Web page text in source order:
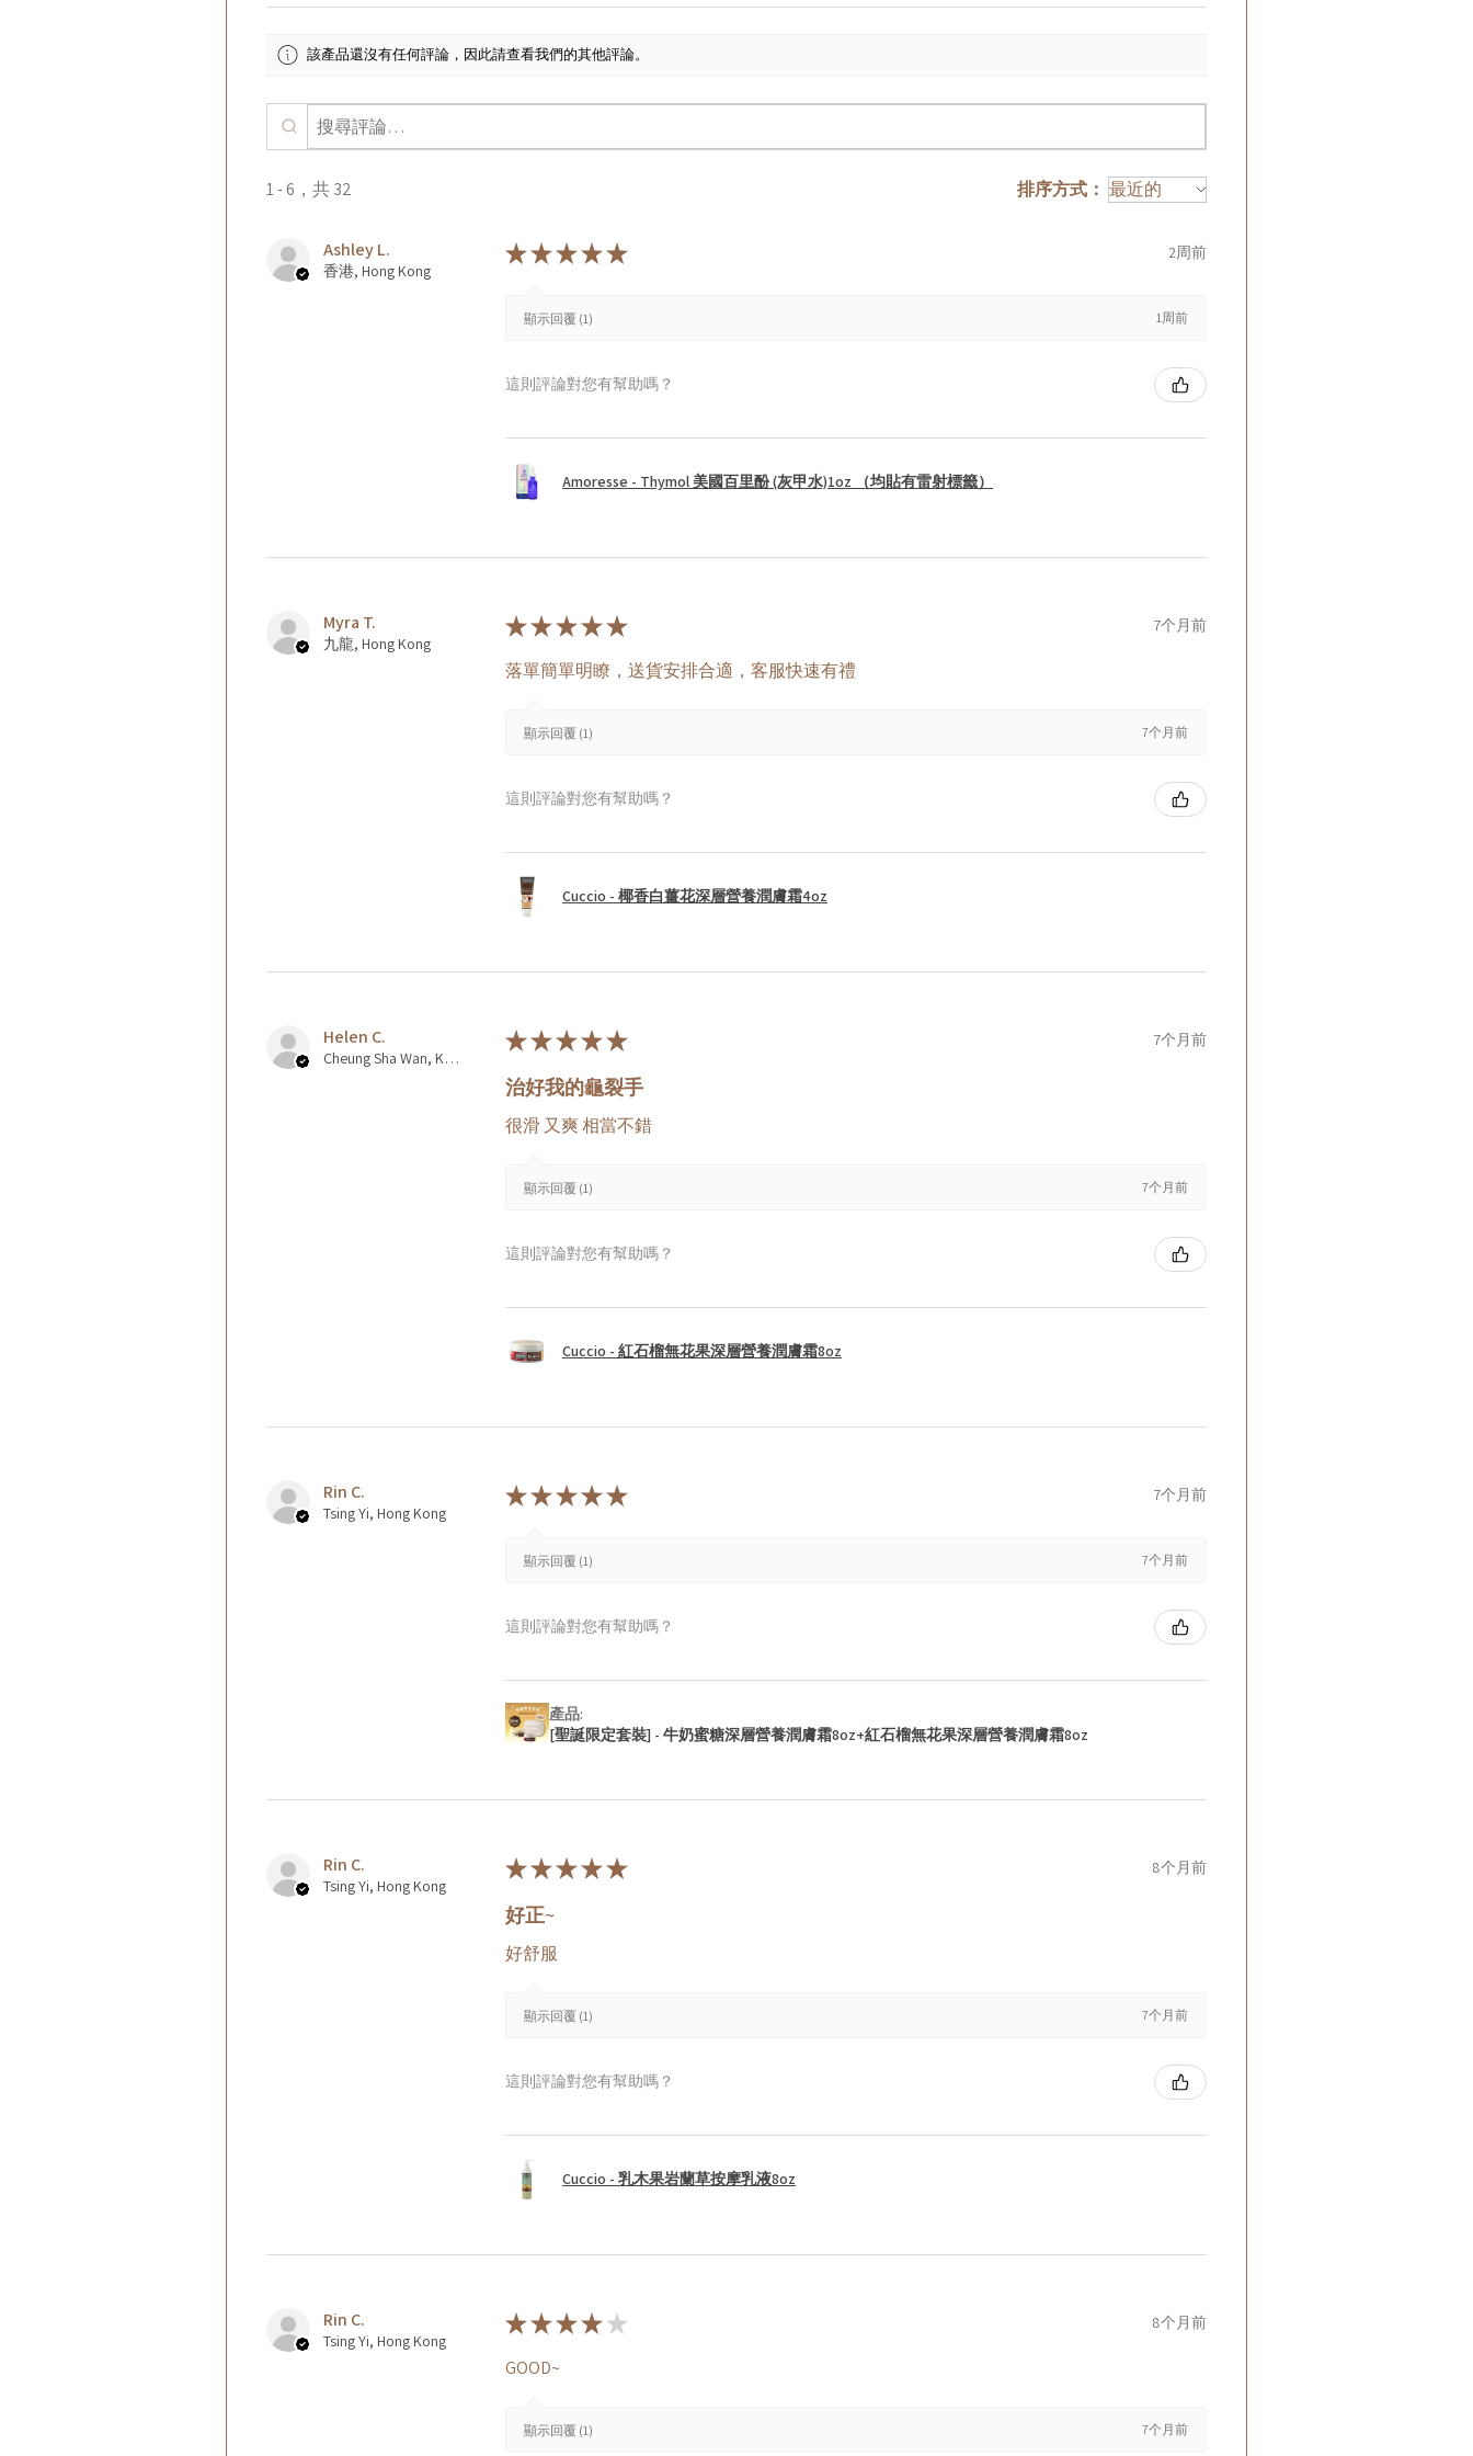
該產品還沒有任何評論，因此請查看我們的其他評論。
1 - 6，共 32 排序方式：
Ashley L.
香港, Hong Kong
★★★★★ 2周前
顯示回覆 (1) 1周前
這則評論對您有幫助嗎？
Amoresse - Thymol 美國百里酚 (灰甲水)1oz （均貼有雷射標籤）
Myra T.
九龍, Hong Kong
★★★★★ 7个月前
落單簡單明瞭，送貨安排合適，客服快速有禮
顯示回覆 (1) 7个月前
這則評論對您有幫助嗎？
Cuccio - 椰香白薑花深層營養潤膚霜4oz
Helen C.
Cheung Sha Wan, Kowloon., Hong Kong
★★★★★ 7个月前
治好我的龜裂手
很滑 又爽 相當不錯
顯示回覆 (1) 7个月前
這則評論對您有幫助嗎？
Cuccio - 紅石榴無花果深層營養潤膚霜8oz
Rin C.
Tsing Yi, Hong Kong
★★★★★ 7个月前
顯示回覆 (1) 7个月前
這則評論對您有幫助嗎？
產品:
[聖誕限定套裝] - 牛奶蜜糖深層營養潤膚霜8oz+紅石榴無花果深層營養潤膚霜8oz
Rin C.
Tsing Yi, Hong Kong
★★★★★ 8个月前
好正~
好舒服
顯示回覆 (1) 7个月前
這則評論對您有幫助嗎？
Cuccio - 乳木果岩蘭草按摩乳液8oz
Rin C.
Tsing Yi, Hong Kong
★★★★★ 8个月前
GOOD~
顯示回覆 (1) 7个月前